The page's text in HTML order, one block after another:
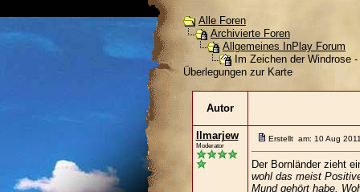
Alle Foren
Archivierte Foren
Allgemeines InPlay Forum
Im Zeichen der Windrose -
Überlegungen zur Karte
Autor
Ilmarjew
Moderator
Erstellt am: 10 Aug
Der Bornländer zieht
wohl das meist
Mund gehört habe.